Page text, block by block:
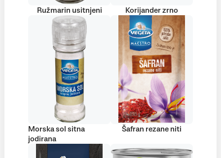
Ružmarin usitnjeni Korijander zrno
Morska sol sitna
jodirana
Šafran rezane niti